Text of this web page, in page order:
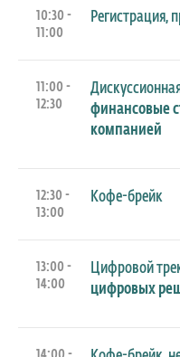
10:30 -
11:00
Регистрация,
11:00 -
12:30
финансовые
компанией
12:30 -
13:00
Кофе-брейк
13:00 -
14:00
Цифровой
цифровых